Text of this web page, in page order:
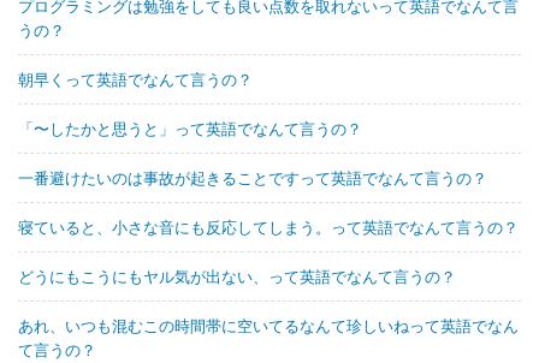
プログラミングは勉強をしても良い点数を取れないって英語でなんて言
うの？
朝早くって英語でなんて言うの？
「〜したかと思うと」って英語でなんて言うの？
一番避けたいのは事故が起きることですって英語でなんて言うの？
寝ていると、小さな音にも反応してしまう。って英語でなんて言うの？
どうにもこうにもヤル気が出ない、って英語でなんて言うの？
あれ、いつも混むこの時間帯に空いてるなんて珍しいねって英語でなん
て言うの？